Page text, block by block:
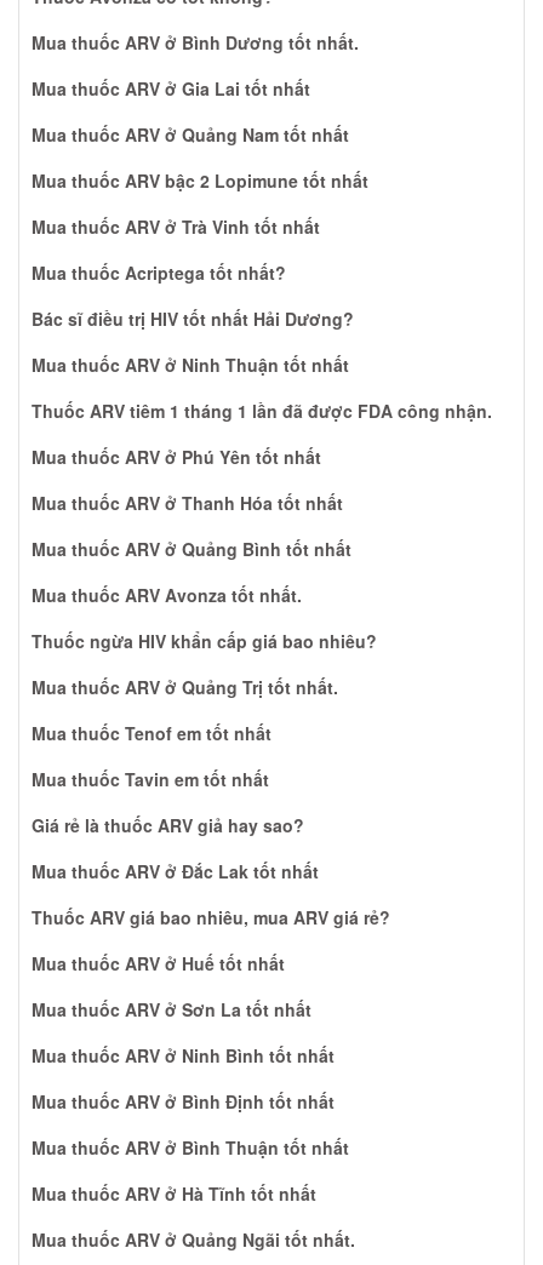
Mua thuốc ARV ở Bình Dương tốt nhất.
Mua thuốc ARV ở Gia Lai tốt nhất
Mua thuốc ARV ở Quảng Nam tốt nhất
Mua thuốc ARV bậc 2 Lopimune tốt nhất
Mua thuốc ARV ở Trà Vinh tốt nhất
Mua thuốc Acriptega tốt nhất?
Bác sĩ điều trị HIV tốt nhất Hải Dương?
Mua thuốc ARV ở Ninh Thuận tốt nhất
Thuốc ARV tiêm 1 tháng 1 lần đã được FDA công nhận.
Mua thuốc ARV ở Phú Yên tốt nhất
Mua thuốc ARV ở Thanh Hóa tốt nhất
Mua thuốc ARV ở Quảng Bình tốt nhất
Mua thuốc ARV Avonza tốt nhất.
Thuốc ngừa HIV khẩn cấp giá bao nhiêu?
Mua thuốc ARV ở Quảng Trị tốt nhất.
Mua thuốc Tenof em tốt nhất
Mua thuốc Tavin em tốt nhất
Giá rẻ là thuốc ARV giả hay sao?
Mua thuốc ARV ở Đắc Lak tốt nhất
Thuốc ARV giá bao nhiêu, mua ARV giá rẻ?
Mua thuốc ARV ở Huế tốt nhất
Mua thuốc ARV ở Sơn La tốt nhất
Mua thuốc ARV ở Ninh Bình tốt nhất
Mua thuốc ARV ở Bình Định tốt nhất
Mua thuốc ARV ở Bình Thuận tốt nhất
Mua thuốc ARV ở Hà Tĩnh tốt nhất
Mua thuốc ARV ở Quảng Ngãi tốt nhất.